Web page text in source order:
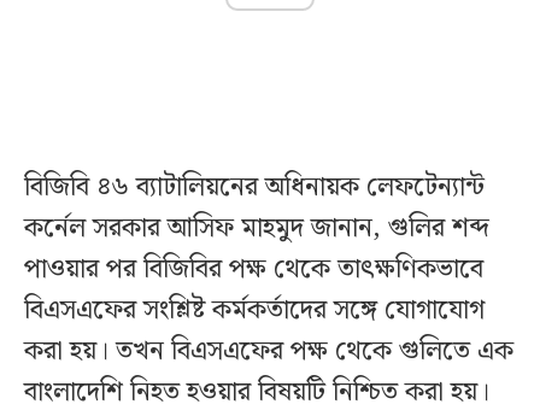
বিজিবি ৪৬ ব্যাটালিয়নের অধিনায়ক লেফটেন্যান্ট
কর্নেল সরকার আসিফ মাহমুদ জানান, গুলির শব্দ
পাওয়ার পর বিজিবির পক্ষ থেকে তাৎক্ষণিকভাবে
বিএসএফের সংশ্লিষ্ট কর্মকর্তাদের সঙ্গে যোগাযোগ
করা হয়। তখন বিএসএফের পক্ষ থেকে গুলিতে এক
বাংলাদেশি নিহত হওয়ার বিষয়টি নিশ্চিত করা হয়।